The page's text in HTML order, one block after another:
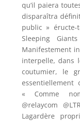
qu’il paiera
disparaîtra
public » éructe-
Sleeping
Manifestement
interpelle, dans
coutumier, le
« Comme
@relaycom
Lagardère